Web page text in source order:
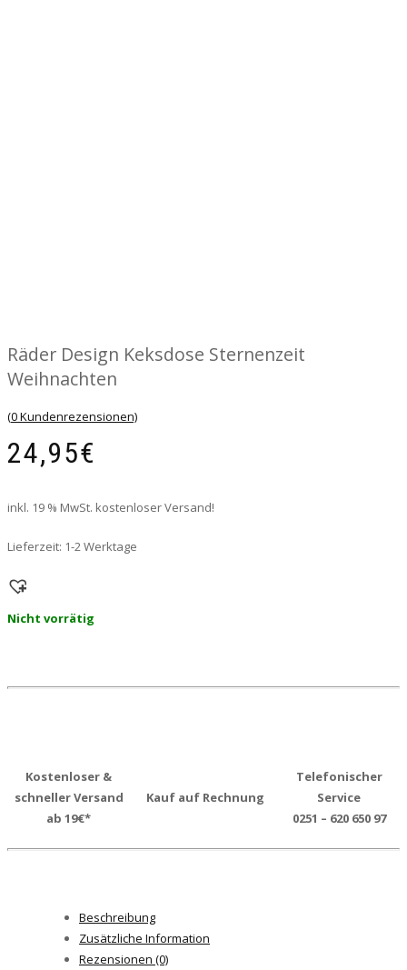
Räder Design Keksdose Sternenzeit
Weihnachten
(0Kundenrezensionen)
24,95€
inkl. 19 % MwSt. kostenloser Versand!
Lieferzeit: 1-2 Werktage
Nicht vorrätig
Kostenloser &
schneller Versand
ab 19€*
Kauf auf Rechnung
Telefonischer
Service
0251 – 620 650 97
Beschreibung
Zusätzliche Information
Rezensionen (0)